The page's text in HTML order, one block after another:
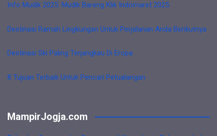
Info Mudik 2025: Mudik Bareng Klik Indomaret 2025
Destinasi Ramah Lingkungan Untuk Perjalanan Anda Berikutnya
Destinasi Ski Paling Terjangkau Di Eropa
8 Tujuan Terbaik Untuk Pencari Petualangan
MampirJogja.com